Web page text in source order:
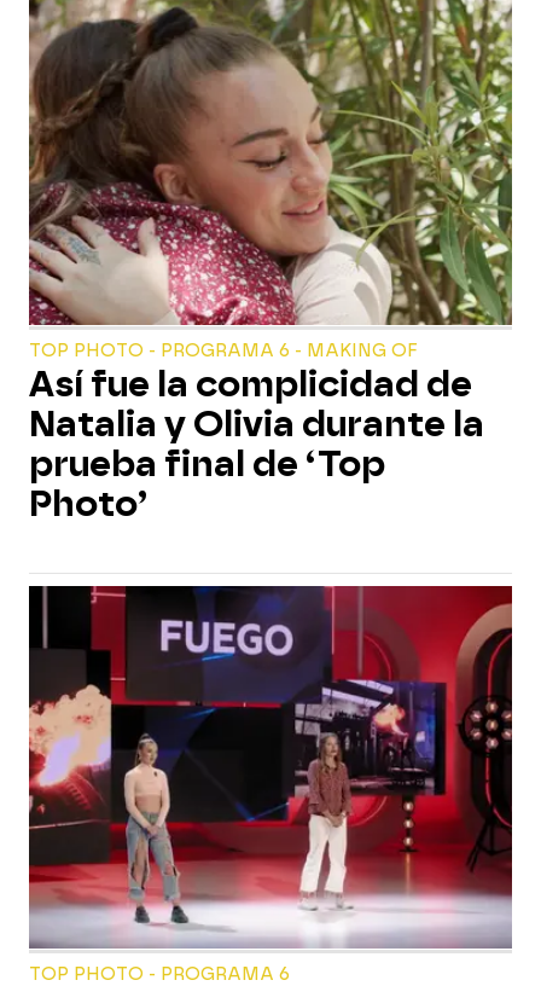
TOP PHOTO - PROGRAMA 6 - MAKING OF
Así fue la complicidad de
Natalia y Olivia durante la
prueba final de ‘Top
Photo’
TOP PHOTO - PROGRAMA 6